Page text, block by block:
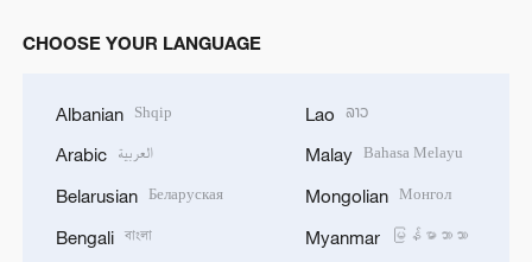
CHOOSE YOUR LANGUAGE
Albanian Shqip
Arabic العربية
Belarusian Беларуская
Bengali বাংলা
Lao ລາວ
Malay Bahasa Melayu
Mongolian Монгол
Myanmar မြန်မာဘာသာ